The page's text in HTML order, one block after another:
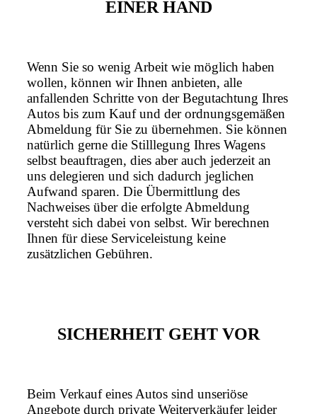
EINER HAND
Wenn Sie so wenig Arbeit wie möglich haben
wollen, können wir Ihnen anbieten, alle
anfallenden Schritte von der Begutachtung Ihres
Autos bis zum Kauf und der ordnungsgemäßen
Abmeldung für Sie zu übernehmen. Sie können
natürlich gerne die Stilllegung Ihres Wagens
selbst beauftragen, dies aber auch jederzeit an
uns delegieren und sich dadurch jeglichen
Aufwand sparen. Die Übermittlung des
Nachweises über die erfolgte Abmeldung
versteht sich dabei von selbst. Wir berechnen
Ihnen für diese Serviceleistung keine
zusätzlichen Gebühren.
SICHERHEIT GEHT VOR
Beim Verkauf eines Autos sind unseriöse
Angebote durch private Weiterverkäufer leider